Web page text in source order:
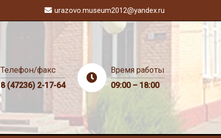
urazovo.museum2012@yandex.ru
Телефон/факс
8 (47236) 2-17-64
Время работы
09:00 – 18:00